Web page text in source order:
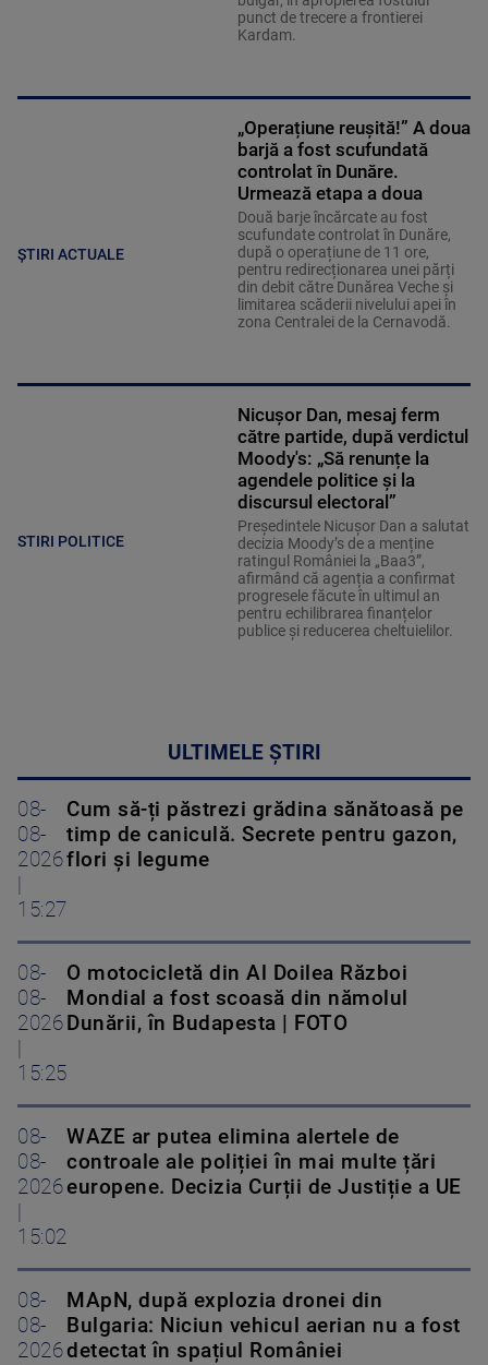
punct de trecere a frontierei
Kardam.
ȘTIRI ACTUALE
„Operațiune reușită!” A doua
barjă a fost scufundată
controlat în Dunăre.
Urmează etapa a doua
Două barje încărcate au fost
scufundate controlat în Dunăre,
după o operațiune de 11 ore,
pentru redirecționarea unei părți
din debit către Dunărea Veche și
limitarea scăderii nivelului apei în
zona Centralei de la Cernavodă.
STIRI POLITICE
Nicușor Dan, mesaj ferm
către partide, după verdictul
Moody's: „Să renunțe la
agendele politice şi la
discursul electoral”
Președintele Nicușor Dan a salutat
decizia Moody’s de a menține
ratingul României la „Baa3”,
afirmând că agenția a confirmat
progresele făcute în ultimul an
pentru echilibrarea finanțelor
publice și reducerea cheltuielilor.
ULTIMELE ȘTIRI
08-
08-
2026
15:27
Cum să-ți păstrezi grădina sănătoasă pe
timp de caniculă. Secrete pentru gazon,
flori și legume
08-
08-
2026
15:25
O motocicletă din Al Doilea Război
Mondial a fost scoasă din nămolul
Dunării, în Budapesta | FOTO
08-
08-
2026
15:02
WAZE ar putea elimina alertele de
controale ale poliției în mai multe țări
europene. Decizia Curții de Justiție a UE
08-
08-
2026
MApN, după explozia dronei din
Bulgaria: Niciun vehicul aerian nu a fost
detectat în spațiul României